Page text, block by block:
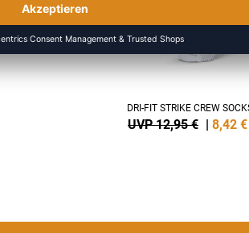
DRI-FIT STRIKE CREW
UVP 12,95 € | 8,42 €